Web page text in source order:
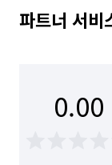
파트너 서비
0.00